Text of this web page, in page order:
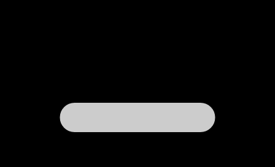
много съёмок главных героинь в толпе, на
улице, и мы прекрасно видим, что их
присутствие не вызывает у других людей
никакой реакции. Все их проблемы лежат не в